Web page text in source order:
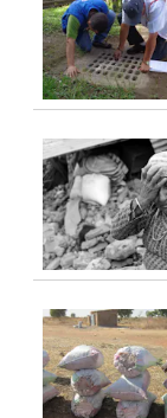
meer
Lees
meer
Lees
meer